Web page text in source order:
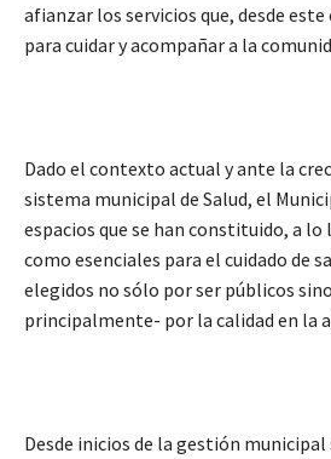
afianzar los servicios que, desde
para cuidar y acompañar a la
Dado el contexto actual y ante la
sistema municipal de Salud, el
espacios que se han constituido, a lo
como esenciales para el cuidado de
elegidos no sólo por ser públicos
principalmente- por la calidad en la
Desde inicios de la gestión